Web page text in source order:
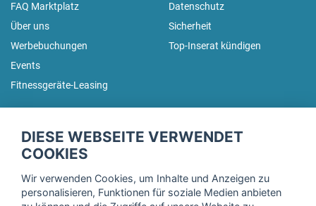
FAQ Marktplatz
Über uns
Werbebuchungen
Events
Fitnessgeräte-Leasing
Datenschutz
Sicherheit
Top-Inserat kündigen
Trage dich hier für unseren Newsletter ein und erhalte regelmäßig
DIESE WEBSEITE VERWENDET
COOKIES
Wir verwenden Cookies, um Inhalte und Anzeigen zu
personalisieren, Funktionen für soziale Medien anbieten